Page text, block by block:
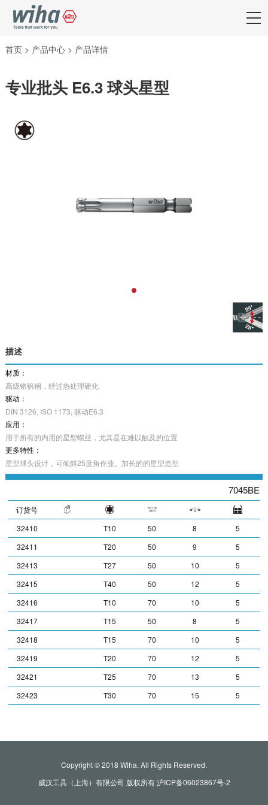
首页 > 产品中心 > 产品详情
专业批头 E6.3 球头星型
描述
材质：
高级铬钒钢，经过热处理硬化
驱动：
DIN 3126, ISO 1173, 驱动E6.3
应用：
用于所有的内用的星型螺丝，尤其是在难以触及的位置
更多特性：
星型球头设计，可倾斜25度角作业。加长的的星型造型
7045BE
订货号
32410
T10 50 8
5
32411
T20 50 9
5
32413
T27 50 10
5
32415
T40 50 12
5
32416
T10 70 10
5
32417
T15 50 8
5
32418
T15 70 10
5
32419
T20 70 12
5
32421
T25 70 13
5
32423
T30 70 15 5
Copyright © 2018 Wiha. All Rights Reserved.
威汉工具（上海）有限公司 版权所有沪ICP备06023867号-2